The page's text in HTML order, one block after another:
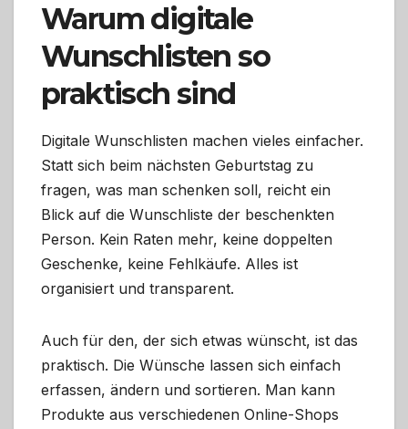
Warum digitale
Wunschlisten so
praktisch sind
Digitale Wunschlisten machen vieles einfacher.
Statt sich beim nächsten Geburtstag zu
fragen, was man schenken soll, reicht ein
Blick auf die Wunschliste der beschenkten
Person. Kein Raten mehr, keine doppelten
Geschenke, keine Fehlkäufe. Alles ist
organisiert und transparent.
Auch für den, der sich etwas wünscht, ist das
praktisch. Die Wünsche lassen sich einfach
erfassen, ändern und sortieren. Man kann
Produkte aus verschiedenen Online-Shops